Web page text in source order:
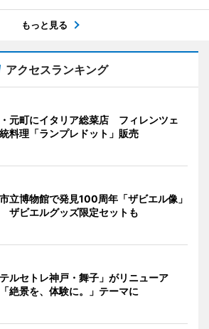
もっと見る
アクセスランキング
元町にイタリア総菜店 フィレンツェ
料理「ランプレドット」販売
立博物館で発見100周年「ザビエル像」
ザビエルグッズ限定セットも
テルセトレ神戸・舞子」がリニューア
絶景を、体験に。」テーマに